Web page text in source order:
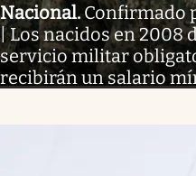
Nacional. Confirmado
| Los nacidos en 2008
servicio militar
recibirán un salario